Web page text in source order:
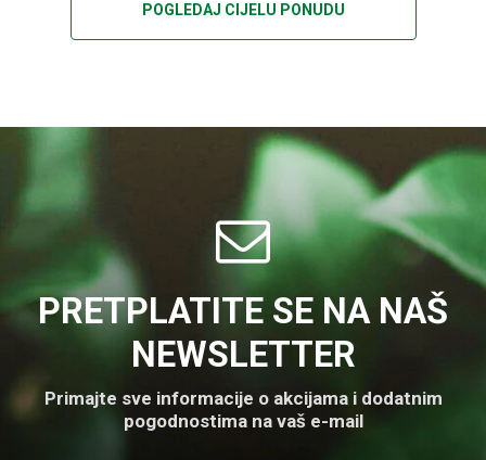
POGLEDAJ CIJELU PONUDU
PRETPLATITE SE NA NAŠ
NEWSLETTER
Primajte sve informacije o akcijama i dodatnim
pogodnostima na vaš e-mail